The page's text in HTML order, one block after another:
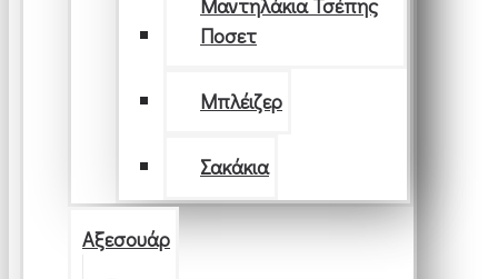
Μαντηλάκια Τσέπης
Ποσετ
Μπλέιζερ
Σακάκια
Αξεσουάρ